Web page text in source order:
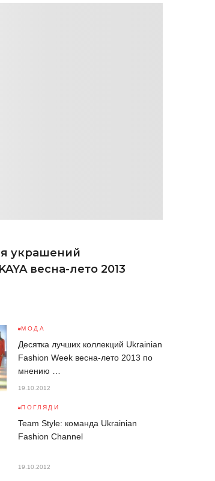
украшений
весна-лето 2013
МОДА
Десятка лучших коллекций Ukrainian
Fashion Week весна-лето 2013 по
мнению …
19.10.2012
ПОГЛЯДИ
Team Style: команда Ukrainian
Fashion Channel
19.10.2012